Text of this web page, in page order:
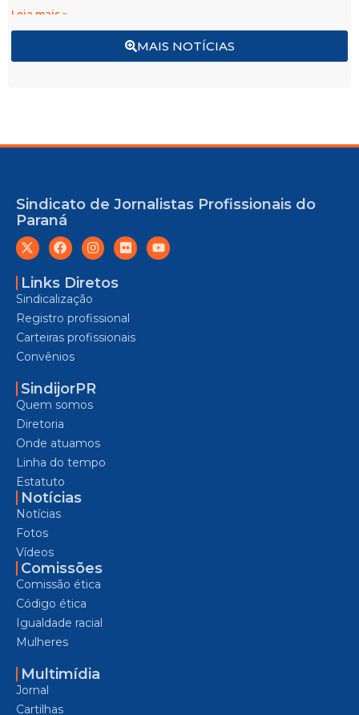
MAIS NOTÍCIAS
Leia mais »
Sindicato de Jornalistas Profissionais do
Paraná
Links Diretos
Sindicalização
Registro profissional
Carteiras profissionais
Convênios
SindijorPR
Quem somos
Diretoria
Onde atuamos
Linha do tempo
Estatuto
Notícias
Notícias
Fotos
Vídeos
Comissões
Comissão ética
Código ética
Igualdade racial
Mulheres
Multimídia
Jornal
Cartilhas